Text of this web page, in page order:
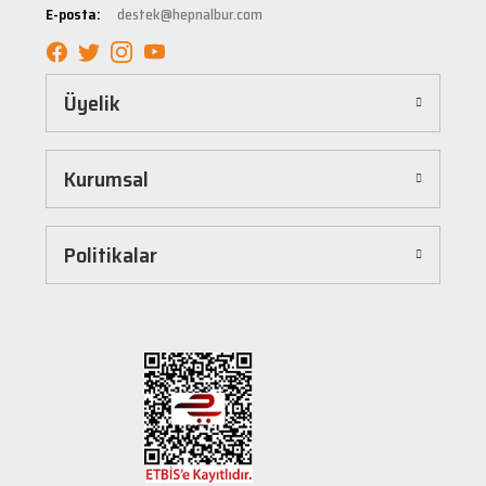
sağlayacak şekilde tasarlanmıştır. Böylece uzun vadeli kullanım ve yüksek performans
Kolay ve Hızlı Alışveriş Deneyimi
Hepnalbur.com, kullanıcı dostu arayüzü sayesinde alışverişi keyifli bir deneyime
dönüştürür. Ürünleri kategorilere göre sıralayabilir, arama kutusunu kullanarak
istediğiniz ürünü anında bulabilirsiniz. Ayrıca ürün sayfalarımızda detaylı açıklamalar ve
ürün özellikleri yer alır, böylece tercih etmek istediğiniz ürün hakkında tüm bilgilere
kolayca ulaşabilirsiniz. Tek tıkla sepetinize ekleyebilir, güvenli ödeme yöntemlerimizle
hızlıca siparişinizi tamamlayabilirsiniz.
Hızlı Kargo ve Güvenilir Teslimat
Hepnalbur.com olarak müşterilerimize en hızlı şekilde ürünlerini ulaştırmak için özenle
Müşteri Destek Hattı ile İletişim
Herhangi bir soru, öneri veya şikayetiniz için müşteri destek ekibimiz her zaman
hizmetinizdedir. İletişim sayfamız üzerinden bize ulaşabilir veya canlı destek
hattımızdan anında yardım alabilirsiniz. Siz değerli müşterilerimizin memnuniyeti, en
E-posta: destek@hepnalbur.com
Üyelik
Kurumsal
Politikalar